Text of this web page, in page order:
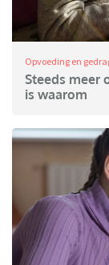
Opvoeding en
Steeds meer
is waarom